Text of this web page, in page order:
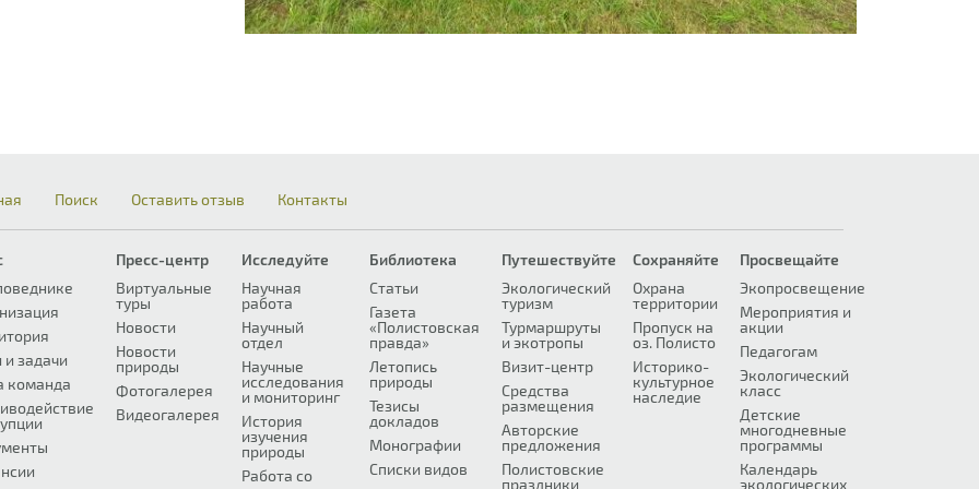
Поиск Оставить отзыв Контакты
задачи
команда
Пресс-центр
Виртуальные
туры
Новости
Новости
природы
Фотогалерея
Видеогалерея
Исследуйте
Научная
работа
Научный
отдел
Научные
исследования
и мониторинг
История
изучения
природы
Работа со
Библиотека
Статьи
Газета
«Полистовская
правда»
Летопись
природы
Тезисы
докладов
Монографии
Списки видов
Путешествуйте
Экологический
туризм
Турмаршруты
и экотропы
Визит-центр
Средства
размещения
Авторские
предложения
Полистовские
праздники
Сохраняйте
Охрана
территории
Пропуск на
оз. Полисто
Историко-
культурное
наследие
Просвещайте
Экопросвещение
Мероприятия и
акции
Педагогам
Экологический
класс
Детские
многодневные
программы
Календарь
экологических